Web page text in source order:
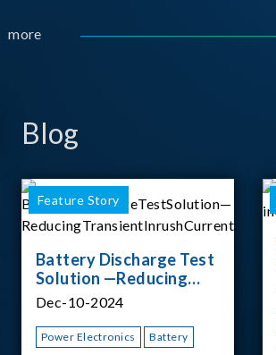
카메
트북,
more
Blog
Feature Story
Battery Discharge Test
Solution —Reducing
Transient Inrush
Dec-10-2024
Power Electronics Battery